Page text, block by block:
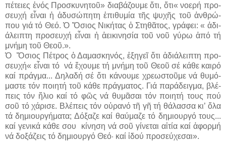
πέ­τει­ες ἑ­νός Προ­σκυ­νη­τοῦ» δι­α­βά­ζου­με ὅ­τι, ὅ­τι« νο­ε­ρή προ­
σευ­χή εἶ­ναι ἡ ἀ­δυ­σώ­πη­τη ἐ­πι­θυ­μί­α τῆς ψυ­χῆς τοῦ ἀν­θρώ­
που γιά τό Θε­ό. Ὁ Ὅ­σιος Νι­κή­τας ὁ Στη­θᾶ­τος, γρά­φει: « ἀ­δι­
ά­λει­πτη προ­σευ­χή εἶ­ναι ἡ ἀ­ει­κι­νη­σί­α τοῦ νοῦ γύ­ρω ἀ­πό τή
μνή­μη τοῦ Θε­οῦ.».
Ὁ Ὅ­σιος Πέ­τρος ὁ Δα­μα­σκη­νός, ἐ­ξη­γεῖ ὅ­τι ἀ­δι­ά­λει­πτη προ­
σευ­χή« εἶ­ναι τό νά ἔ­χου­με τή μνή­μη τοῦ Θε­οῦ σέ κά­θε και­ρό
καί πράγ­μα... Δη­λα­δή σέ ὅ­τι κά­νου­με χρε­ω­στοῦ­με νά θυ­μό­
μα­στε τόν ποι­η­τή τοῦ κά­θε πράγ­μα­τος. Γιά πα­ρά­δειγ­μα, βλέ­
πεις τόν ἥ­λιο καί τό φῶς νά θυ­μᾶ­σαι τόν ποι­η­τή τους πού
σοῦ τό χά­ρι­σε. Βλέ­πεις τόν οὐ­ρα­νό τῆ γῆ τή θά­λασ­σα κι’ ὅ­λα
τά δη­μι­ουρ­γή­μα­τα; Δό­ξα­ζε καί θαύ­μα­ζε τό δη­μι­ουρ­γό τους...
καί γε­νι­κά κά­θε σου κί­νη­ση νά σοῦ γί­νε­ται αἰ­τί­α καί ἀ­φορ­μή
νά δο­ξά­ζεις τό δη­μι­ουρ­γό Θε­ό· καί ἰ­δού προ­σεύ­χε­σαι».